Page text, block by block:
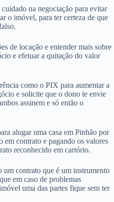
na negociação para evitar
o imóvel, para ter certeza de que
de locação e entender mais sobre
e efetuar a quitação do valor
como o PIX para aumentar a
e solicite que o dono te envie
assinem e só então o
alugar uma casa em Pinhão por
contrato e pagando os valores
reconhecido em cartório.
um contrato que é um instrumento
em caso de problemas
uma das partes fique sem ter